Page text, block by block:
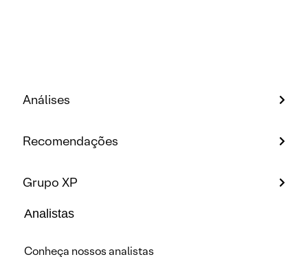
Análises
Recomendações
Grupo XP
Analistas
Conheça nossos analistas